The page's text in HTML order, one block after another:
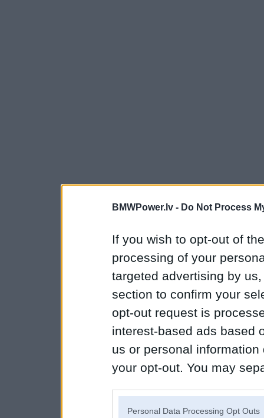
BMWPower.lv - Do Not Process
If you wish to opt-out of
processing of your
targeted advertising by
section to confirm your
opt-out request is
interest-based ads based
us or personal
your opt-out. You may
Personal Data Processing Opt Outs